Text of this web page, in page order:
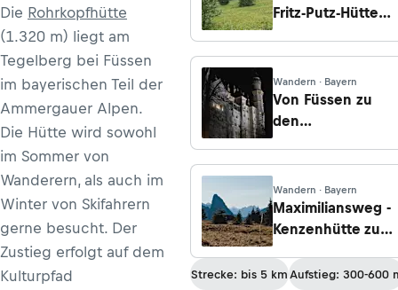
Die Rohrkopfhütte
(1.320 m) liegt am
Tegelberg bei Füssen
im bayerischen Teil der
Ammergauer Alpen.
Die Hütte wird sowohl
im Sommer von
Wanderern, als auch im
Winter von Skifahrern
gerne besucht. Der
Zustieg erfolgt auf dem
Kulturpfad
Fritz-Putz-Hütte
Hohenschwangau
Wandern · Bayern
Von Füssen zu
den
Wandern · Bayern
Maximiliansweg -
Kenzenhütte zum
Strecke: bis 5 km Aufstieg: 300-600